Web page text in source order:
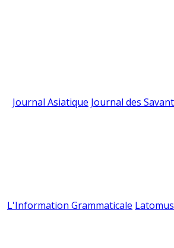
Journal Asiatique Journal des
L'Information Grammaticale Latomus